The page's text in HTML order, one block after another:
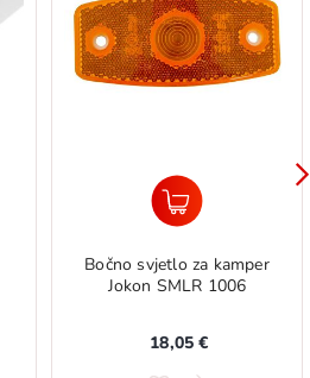
Bočno svjetlo za kamper
Jokon SMLR 1006
18,05 €